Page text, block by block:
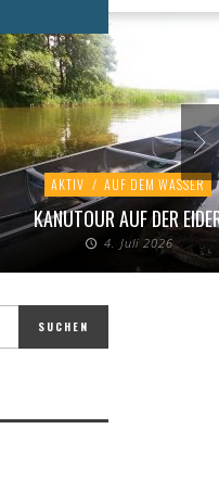
AKTIV / AUF DEM WASSER
KANUTOUR AUF DER
4. Juli 2026